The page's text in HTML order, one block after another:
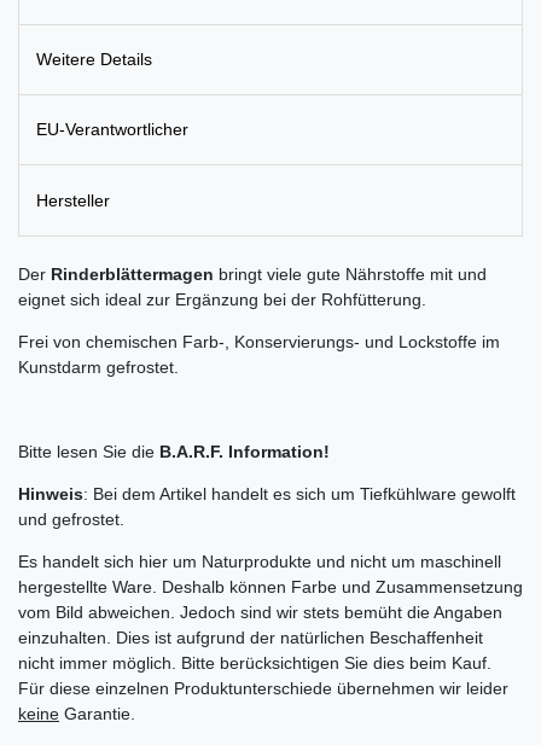
Weitere Details
EU-Verantwortlicher
Hersteller
Der Rinderblättermagen bringt viele gute Nährstoffe mit und
eignet sich ideal zur Ergänzung bei der Rohfütterung.
Frei von chemischen Farb-, Konservierungs- und Lockstoffe im
Kunstdarm gefrostet.
Bitte lesen Sie die B.A.R.F. Information!
Hinweis: Bei dem Artikel handelt es sich um Tiefkühlware gewolft
und gefrostet.
Es handelt sich hier um Naturprodukte und nicht um maschinell
hergestellte Ware. Deshalb können Farbe und Zusammensetzung
vom Bild abweichen. Jedoch sind wir stets bemüht die Angaben
einzuhalten. Dies ist aufgrund der natürlichen Beschaffenheit
nicht immer möglich. Bitte berücksichtigen Sie dies beim Kauf.
Für diese einzelnen Produktunterschiede übernehmen wir leider
keine Garantie.